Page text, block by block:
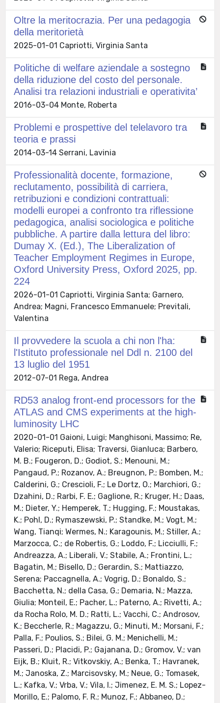
Oltre la meritocrazia. Per una pedagogia
della meritorietà
2025-01-01 Capriotti, Virginia Santa
Politiche di welfare aziendale a sostegno
della riduzione del costo del personale.
Analisi tra relazioni industriali e operativita’
2016-03-04 Monte, Roberta
Problemi e prospettive del telelavoro tra
teoria e prassi
2014-03-14 Serrani, Lavinia
Professionalità docente, formazione,
reclutamento, possibilità di carriera,
retribuzioni e condizioni contrattuali:
modelli europei a confronto tra riflessione
pedagogica, analisi sociologica e politiche
pubbliche. A partire dalla lettura del libro:
Dumay X. (Ed.), The Liberalization of
Teacher Employment Regimes in Europe,
Oxford University Press, Oxford 2025, pp.
224
2026-01-01 Capriotti, Virginia Santa; Garnero,
Andrea; Magni, Francesco Emmanuele; Previtali,
Valentina
Il provvedere la scuola a chi non l'ha:
l'Istituto professionale nel Ddl n. 2100 del
13 luglio del 1951
2012-07-01 Rega, Andrea
RD53 analog front-end processors for the
ATLAS and CMS experiments at the high-
luminosity LHC
2020-01-01 Gaioni, Luigi; Manghisoni, Massimo; Re,
Valerio; Riceputi, Elisa; Traversi, Gianluca; Barbero,
M. B.; Fougeron, D.; Godiot, S.; Menouni, M.;
Pangaud, P.; Rozanov, A.; Breugnon, P.; Bomben, M.;
Calderini, G.; Crescioli, F.; Le Dortz, O.; Marchiori, G.;
Dzahini, D.; Rarbi, F. E.; Gaglione, R.; Kruger, H.; Daas,
M.; Dieter, Y.; Hemperek, T.; Hugging, F.; Moustakas,
K.; Pohl, D.; Rymaszewski, P.; Standke, M.; Vogt, M.;
Wang, Tianqi; Wermes, N.; Karagounis, M.; Stiller, A.;
Marzocca, C.; de Robertis, G.; Loddo, F.; Licciulli, F.;
Andreazza, A.; Liberali, V.; Stabile, A.; Frontini, L.;
Bagatin, M.; Bisello, D.; Gerardin, S.; Mattiazzo,
Serena; Paccagnella, A.; Vogrig, D.; Bonaldo, S.;
Bacchetta, N.; della Casa, G.; Demaria, N.; Mazza,
Giulia; Monteil, E.; Pacher, L.; Paterno, A.; Rivetti, A.;
da Rocha Rolo, M. D.; Ratti, L.; Vacchi, C.; Androsov,
K.; Beccherle, R.; Magazzu, G.; Minuti, M.; Morsani, F.;
Palla, F.; Poulios, S.; Bilei, G. M.; Menichelli, M.;
Passeri, D.; Placidi, P.; Gajanana, D.; Gromov, V.; van
Eijk, B.; Kluit, R.; Vitkovskiy, A.; Benka, T.; Havranek,
M.; Janoska, Z.; Marcisovsky, M.; Neue, G.; Tomasek,
L.; Kafka, V.; Vrba, V.; Vila, I.; Jimenez, E. M. S.; Lopez-
Morillo, E.; Palomo, F. R.; Munoz, F.; Abbaneo, D.;